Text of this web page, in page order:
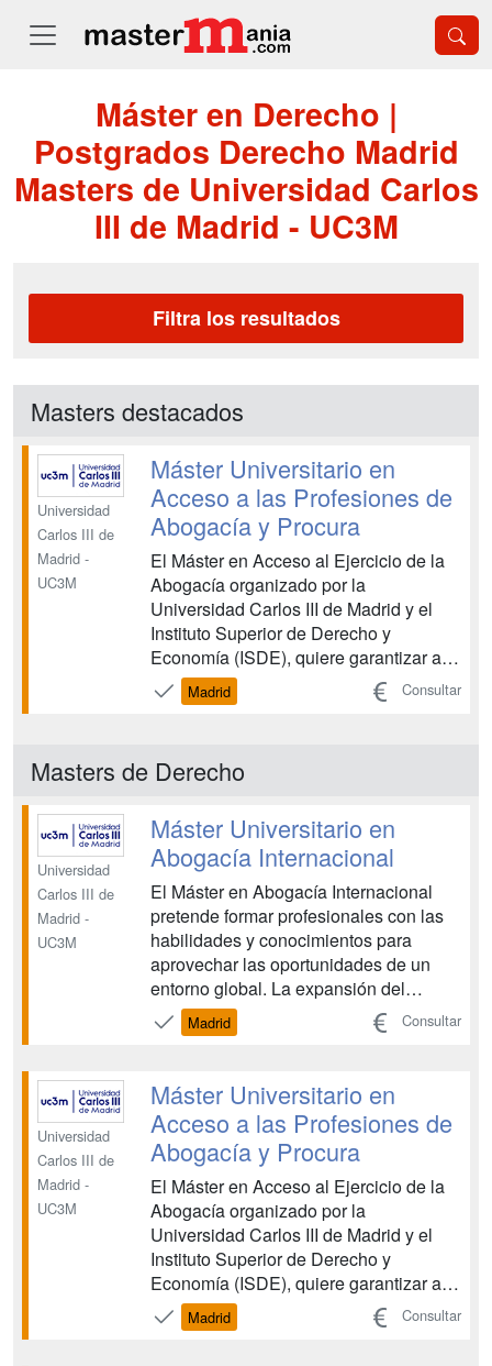
Máster en Derecho |
Postgrados Derecho Madrid
Masters de Universidad Carlos
III de Madrid - UC3M
Filtra los resultados
Masters destacados
Universidad
Carlos III de
Madrid -
UC3M
Máster Universitario en
Acceso a las Profesiones de
Abogacía y Procura
El Máster en Acceso al Ejercicio de la
Abogacía organizado por la
Universidad Carlos III de Madrid y el
Instituto Superior de Derecho y
Economía (ISDE), quiere garantizar a
sus titulados una formación de la mejor
calidad, que les sitúe en condiciones
ejercicio de la abogacía, pr...
Madrid Consultar
Masters de Derecho
Universidad
Carlos III de
Madrid -
UC3M
Máster Universitario en
Abogacía Internacional
El Máster en Abogacía Internacional
pretende formar profesionales con las
habilidades y conocimientos para
aprovechar las oportunidades de un
entorno global. La expansión del
mercado jurídico internacional
demanda juristas especializados que
multidisciplinares y
multijurisdiccionales. El máster en
Abogacía Inter...
Madrid Consultar
Universidad
Carlos III de
Madrid -
UC3M
Máster Universitario en
Acceso a las Profesiones de
Abogacía y Procura
El Máster en Acceso al Ejercicio de la
Abogacía organizado por la
Universidad Carlos III de Madrid y el
Instituto Superior de Derecho y
Economía (ISDE), quiere garantizar a
sus titulados una formación de la mejor
calidad, que les sitúe en condiciones
Madrid Consultar